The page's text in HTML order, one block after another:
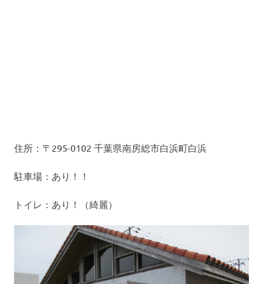
住所：〒295-0102 千葉県南房総市白浜町白浜
駐車場：あり！！
トイレ：あり！（綺麗）